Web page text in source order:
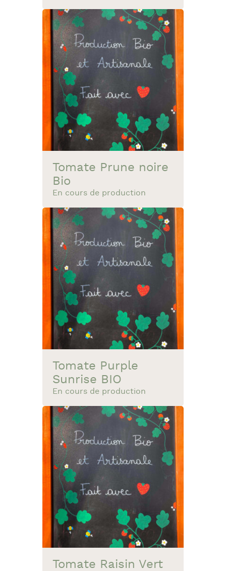
Tomate Prune noire
Bio
En cours de production
Tomate Purple
Sunrise BIO
En cours de production
Tomate Raisin Vert